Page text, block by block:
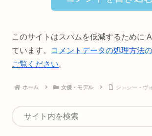
このサイトはスパムを低減するために
ています。
コメントデータの処理方法
ご覧ください。
ホーム 女優・モデル ジェシー・ヴ